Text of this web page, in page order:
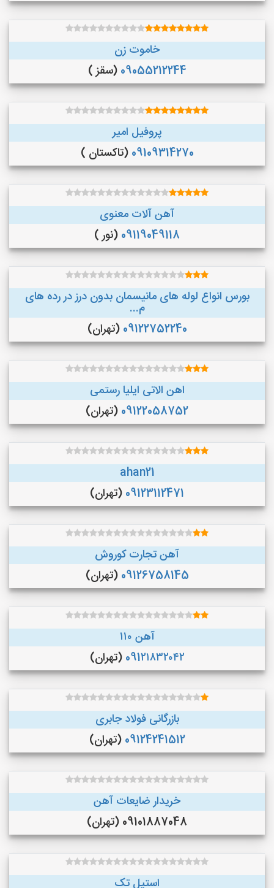
خاموت زن
09055212244 (سقز )
پروفیل امیر
09109314270 (تاکستان )
آهن آلات معنوی
09119049118 (نور )
بورس انواع لوله های مانیسمان بدون درز در رده های
م...
09122752240 (تهران)
اهن الاتی ایلیا رستمی
09122058752 (تهران)
ahan21
09123112471 (تهران)
آهن تجارت کوروش
09126758145 (تهران)
آهن ۱۱۰
091۲۱۸۳۲۰۴۲ (تهران)
بازرگانی فولاد جابری
09124241512 (تهران)
خریدار ضایعات آهن
09101887048 (تهران)
استیل تک